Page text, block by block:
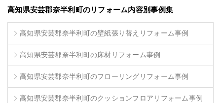
高知県安芸郡奈半利町のリフォーム内容別事例集
高知県安芸郡奈半利町の壁紙張り替えリフォーム事例
高知県安芸郡奈半利町の床材リフォーム事例
高知県安芸郡奈半利町のフローリングリフォーム事例
高知県安芸郡奈半利町のクッションフロアリフォーム事例